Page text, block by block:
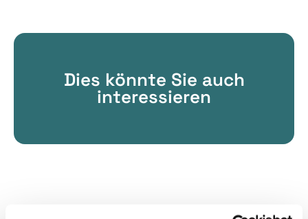
Dies könnte Sie auch
interessieren